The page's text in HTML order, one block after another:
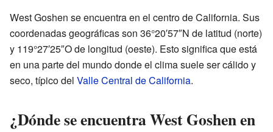
West Goshen se encuentra en el centro de California. Sus
coordenadas geográficas son 36°20′57″N de latitud (norte)
y 119°27′25″O de longitud (oeste). Esto significa que está
en una parte del mundo donde el clima suele ser cálido y
seco, típico del Valle Central de California.
¿Dónde se encuentra West Goshen en